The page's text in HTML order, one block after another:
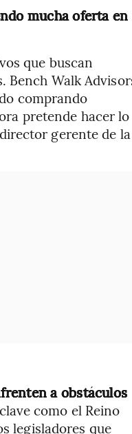
mucha oferta en
que buscan
Bench Walk
comprando
pretende hacer lo
gerente de la
a obstáculos
como el Reino
legisladores que